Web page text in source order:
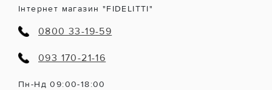
Інтернет магазин "FIDELITTI"
0800 33-19-59
093 170-21-16
Пн-Нд 09:00-18:00